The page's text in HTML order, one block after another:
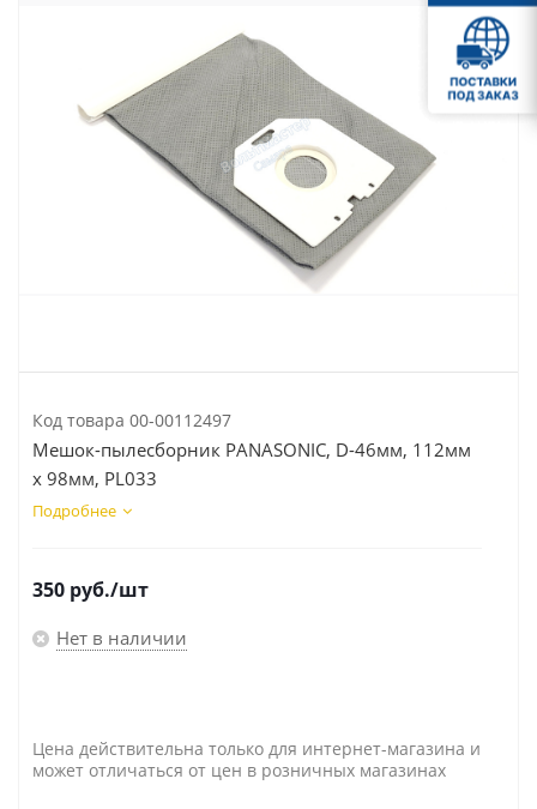
Код товара 00-00112497
Мешок-пылесборник PANASONIC, D-46мм, 112мм
x 98мм, PL033
Подробнее
350 руб./шт
Нет в наличии
Цена действительна только для интернет-магазина и
может отличаться от цен в розничных магазинах